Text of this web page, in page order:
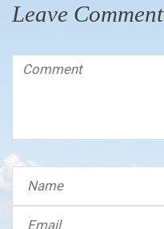
Leave Comment
Comment